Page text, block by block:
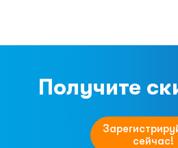
Получите
сейчас!